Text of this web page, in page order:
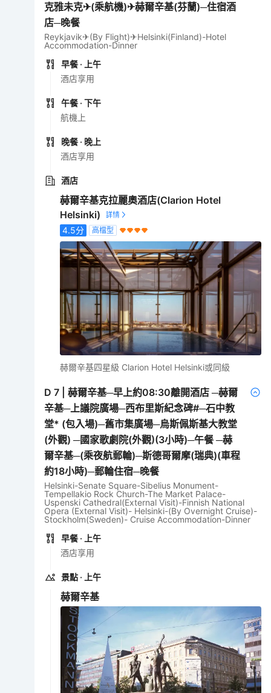
克雅未克✈(乘航機)✈赫爾辛基(芬蘭)─住宿酒
店─晚餐
Reykjavik✈(By Flight)✈Helsinki(Finland)-Hotel
Accommodation-Dinner
早餐 · 上午
酒店享用
午餐 · 下午
航機上
晚餐 · 晚上
酒店享用
酒店
赫爾辛基克拉麗奧酒店(Clarion Hotel
Helsinki)
4.5分 高檔型
赫爾辛基四星級 Clarion Hotel Helsinki或同級
D7 |赫爾辛基─早上約08:30離開酒店 ─赫爾
辛基─上議院廣場─西布里斯紀念碑#─石中教
堂* (包入場)─舊市集廣場─烏斯佩斯基大教堂
(外觀) ─國家歌劇院(外觀)(3小時)─午餐 ─赫
爾辛基─(乘夜航郵輪)─斯德哥爾摩(瑞典)(車程
約18小時)─郵輪住宿─晚餐
Helsinki-Senate Square-Sibelius Monument-
Tempellakio Rock Church-The Market Palace-
Uspenski Cathedral(External Visit)-Finnish National
Opera (External Visit)- Helsinki-(By Overnight Cruise)-
Stockholm(Sweden)- Cruise Accommodation-Dinner
早餐 · 上午
酒店享用
景點 · 上午
赫爾辛基